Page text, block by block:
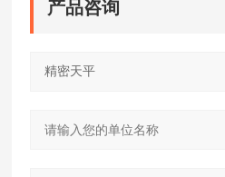
产品咨询